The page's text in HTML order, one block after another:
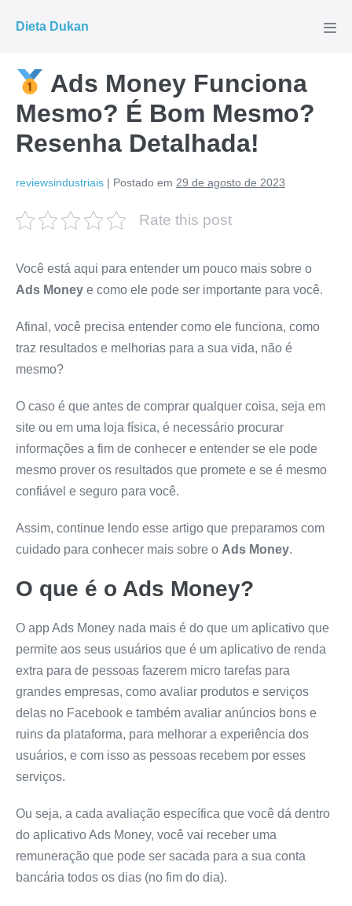
para
conteúdo
Dieta Dukan
Ads Money Funciona
Mesmo? É Bom Mesmo?
Resenha Detalhada!
reviewsindustriais | Postado em 29 de agosto de 2023
Rate this post
Você está aqui para entender um pouco mais sobre o
Ads Money e como ele pode ser importante para você.
Afinal, você precisa entender como ele funciona, como
traz resultados e melhorias para a sua vida, não é
mesmo?
O caso é que antes de comprar qualquer coisa, seja em
site ou em uma loja física, é necessário procurar
informações a fim de conhecer e entender se ele pode
mesmo prover os resultados que promete e se é mesmo
confiável e seguro para você.
Assim, continue lendo esse artigo que preparamos com
cuidado para conhecer mais sobre o Ads Money.
O que é o Ads Money?
O app Ads Money nada mais é do que um aplicativo que
permite aos seus usuários que é um aplicativo de renda
extra para de pessoas fazerem micro tarefas para
grandes empresas, como avaliar produtos e serviços
delas no Facebook e também avaliar anúncios bons e
ruins da plataforma, para melhorar a experiência dos
usuários, e com isso as pessoas recebem por esses
serviços.
Ou seja, a cada avaliação específica que você dá dentro
do aplicativo Ads Money, você vai receber uma
remuneração que pode ser sacada para a sua conta
bancária todos os dias (no fim do dia).